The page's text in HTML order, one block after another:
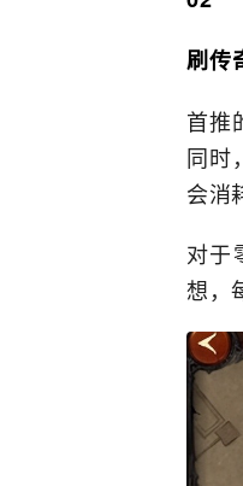
刷传
首推
同时
会消
对于
想，